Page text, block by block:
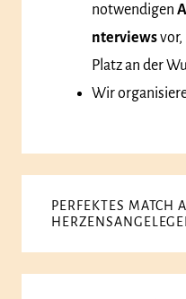
notwendigen
nterviewsvor,
Platz an der
Wir
PERFEKTES MATCH